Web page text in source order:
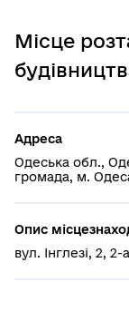
Місце
Адреса
Одеська обл.,
громада, м.
Опис
вул. Інглезі, 2, 2-а